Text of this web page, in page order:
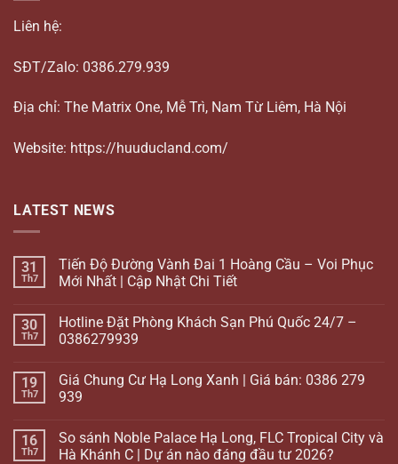
Liên hệ:
SĐT/Zalo: 0386.279.939
Địa chỉ: The Matrix One, Mễ Trì, Nam Từ Liêm, Hà Nội
Website: https://huuducland.com/
LATEST NEWS
31
Th7
Tiến Độ Đường Vành Đai 1 Hoàng Cầu – Voi Phục
Mới Nhất | Cập Nhật Chi Tiết
30
Th7
Hotline Đặt Phòng Khách Sạn Phú Quốc 24/7 –
0386279939
19
Th7
Giá Chung Cư Hạ Long Xanh | Giá bán: 0386 279
939
16
Th7
So sánh Noble Palace Hạ Long, FLC Tropical City và
Hà Khánh C | Dự án nào đáng đầu tư 2026?